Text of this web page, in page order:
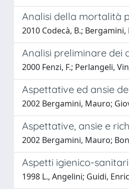
Analisi della mortalità
2010 Codecà, B.;
Analisi preliminare dei
2000 Fenzi, F.; Perlangeli,
Aspettative ed ansie
2002 Bergamini, Mauro;
Aspettative, ansie e
2002 Bergamini, Mauro;
Aspetti igienico-
1998 L., Angelini; Guidi,